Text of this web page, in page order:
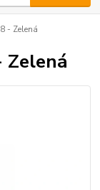
- Zelená
Zelená